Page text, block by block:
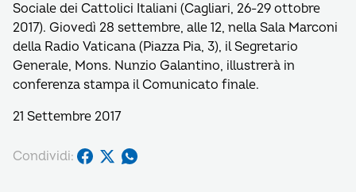
Sociale dei Cattolici Italiani (Cagliari, 26-29 ottobre
2017). Giovedì 28 settembre, alle 12, nella Sala Marconi
della Radio Vaticana (Piazza Pia, 3), il Segretario
Generale, Mons. Nunzio Galantino, illustrerà in
conferenza stampa il Comunicato finale.
21 Settembre 2017
Condividi: